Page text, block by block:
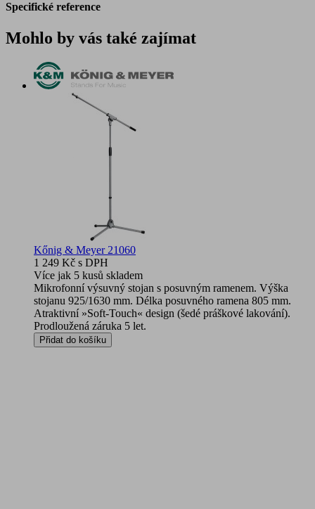
Specifické reference
Mohlo by vás také zajímat
Kőnig & Meyer 21060
1 249 Kč s DPH
Více jak 5 kusů skladem
Mikrofonní výsuvný stojan s posuvným ramenem. Výška
stojanu 925/1630 mm. Délka posuvného ramena 805 mm.
Atraktivní »Soft-Touch« design (šedé práškové lakování).
Prodloužená záruka 5 let.
Přidat do košíku